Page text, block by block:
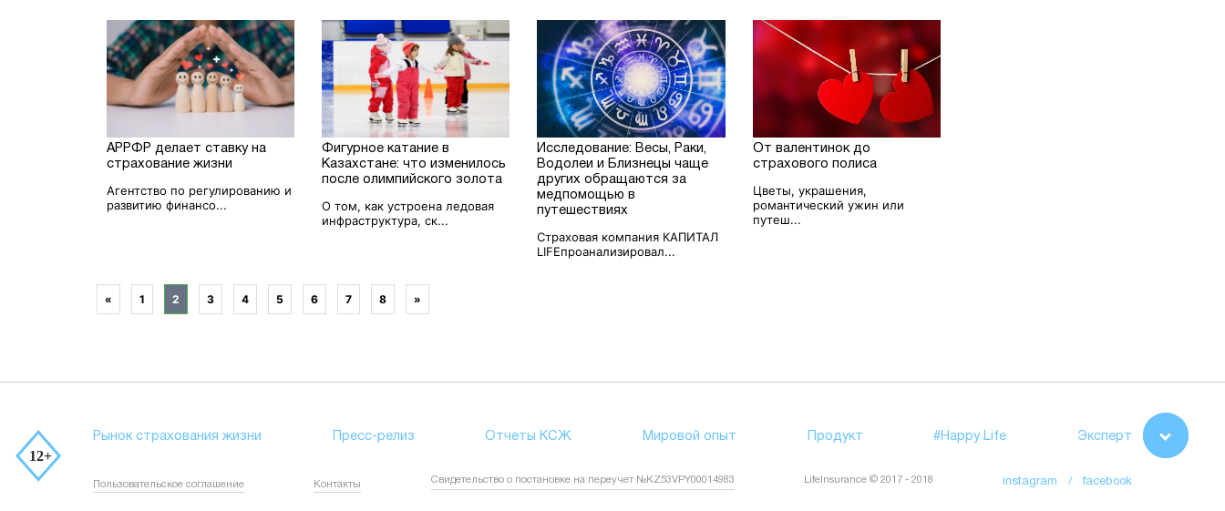
АРРФР делает ставку на
страхование жизни
Агентство по регулированию и
развитию финансо...
Фигурное катание в
Казахстане: что изменилось
после олимпийского золота
О том, как устроена ледовая
инфраструктура, ск...
Исследование: Весы, Раки,
Водолеи и Близнецы чаще
других обращаются за
медпомощью в
путешествиях
Страховая компания КАПИТАЛ
LIFEпроанализировал...
От валентинок до
страхового полиса
Цветы, украшения,
романтический ужин или
путеш...
« 1 2 3 4 5 6 7 8 »
Рынок страхования жизни Пресс-релиз Отчеты КСЖ Мировой опыт Продукт #Happy Life Эксперт
Пользовательское соглашение Контакты Свидетельство о постановке на переучет №KZ53VPY00014983 LifeInsurance © 2017 - 2018 instagram /facebook